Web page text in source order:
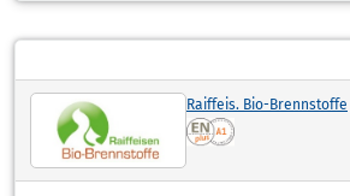
Raiffeis. Bio-Brennstoffe